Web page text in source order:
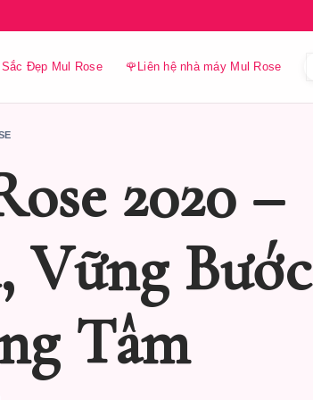
Đẹp Mul Rose 🌹Liên hệ nhà máy Mul Rose
2020 –
Vững Bước
Tâm